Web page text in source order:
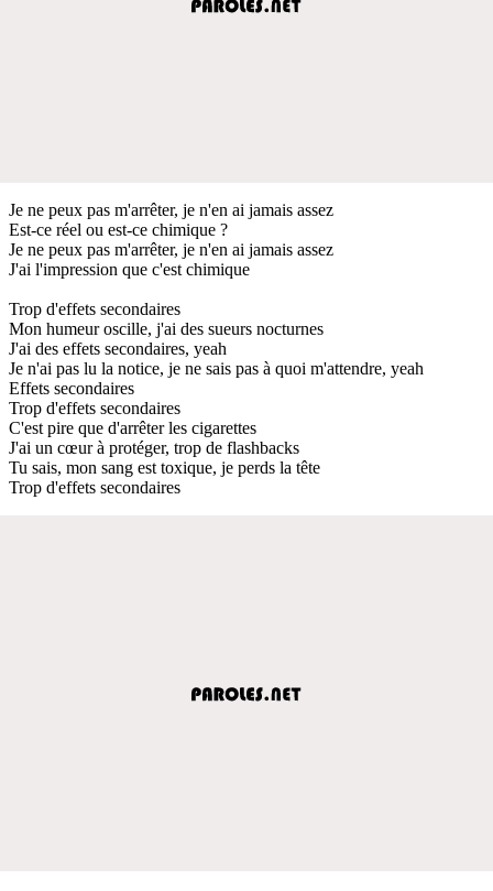
Je ne peux pas m'arrêter, je n'en ai jamais assez
Est-ce réel ou est-ce chimique ?
Je ne peux pas m'arrêter, je n'en ai jamais assez
J'ai l'impression que c'est chimique
Trop d'effets secondaires
Mon humeur oscille, j'ai des sueurs nocturnes
J'ai des effets secondaires, yeah
Je n'ai pas lu la notice, je ne sais pas à quoi m'attendre, yeah
Effets secondaires
Trop d'effets secondaires
C'est pire que d'arrêter les cigarettes
J'ai un cœur à protéger, trop de flashbacks
Tu sais, mon sang est toxique, je perds la tête
Trop d'effets secondaires